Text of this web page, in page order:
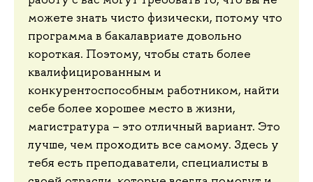
можете знать чисто физически, потому что
программа в бакалавриате довольно
короткая. Поэтому, чтобы стать более
квалифицированным и
конкурентоспособным работником, найти
себе более хорошее место в жизни,
магистратура – это отличный вариант. Это
лучше, чем проходить все самому. Здесь у
тебя есть преподаватели, специалисты в